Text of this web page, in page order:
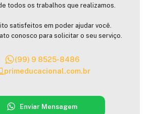
todos os trabalhos que realizamos.
satisfeitos em poder ajudar você.
conosco para solicitar o seu serviço.
(99) 9 8525-8486
primeducacional.com.br
Enviar Mensagem